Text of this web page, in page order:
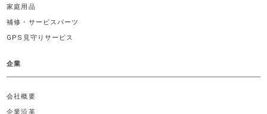
家庭用品
補修・サービスパーツ
GPS見守りサービス
企業
会社概要
企業沿革